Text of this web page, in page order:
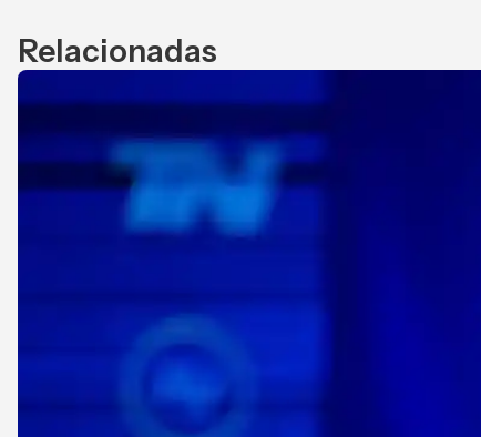
Relacionadas